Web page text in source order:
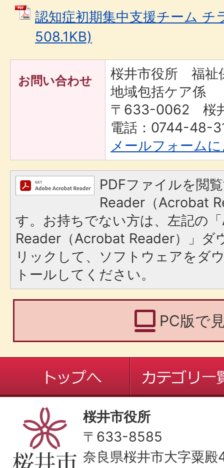
認知症初期集中支援チーム チ
508.1KB)
お問い合わせ
桜井市役所 福
地域包括ケア係
〒633-0062 桜
電話：0744-48-
メールフォーム
PDFファイルを閲
Reader（Acrobat
す。お持ちでない方は、左記の
Reader（Acrobat Reader）」ダ
リックして、ソフトウェアをダ
トールしてください。
PC版で
桜井市役所
〒633-8585
奈良県桜井市大字粟